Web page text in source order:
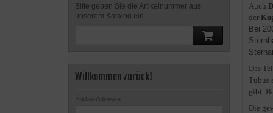
Auch
der
Bei
Das
Tubus
gibt.
Die
Bitte geben Sie die Artikelnummer aus
unserem Katalog ein.
Willkommen zurück!
E-Mail-Adresse: